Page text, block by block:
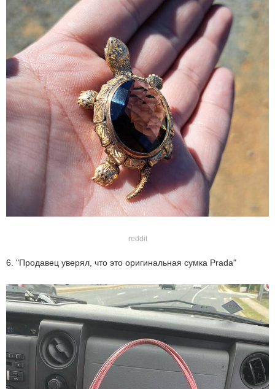
reddit
6. "Продавец уверял, что это оригинальная сумка Prada"